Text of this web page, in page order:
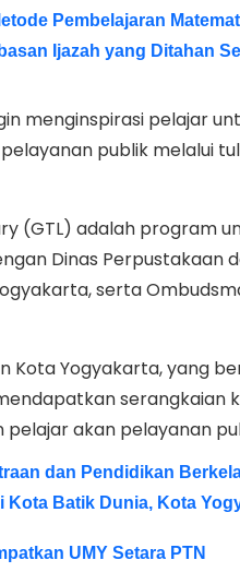
Pembelajaran
Ijazah yang Ditahan
menginspirasi pelajar
publik melalui
(GTL) adalah program
Dinas Perpustakaan
serta
Kota Yogyakarta, yang
serangkaian
akan pelayanan
dan Pendidikan
Kota Batik Dunia, Kota
UMY Setara PTN